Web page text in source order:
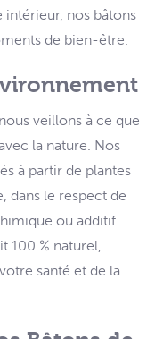
intérieur, nos bâtons
de bien-être.
veillons à ce que
la nature. Nos
à partir de plantes
dans le respect de
ou additif
100 % naturel,
santé et de la